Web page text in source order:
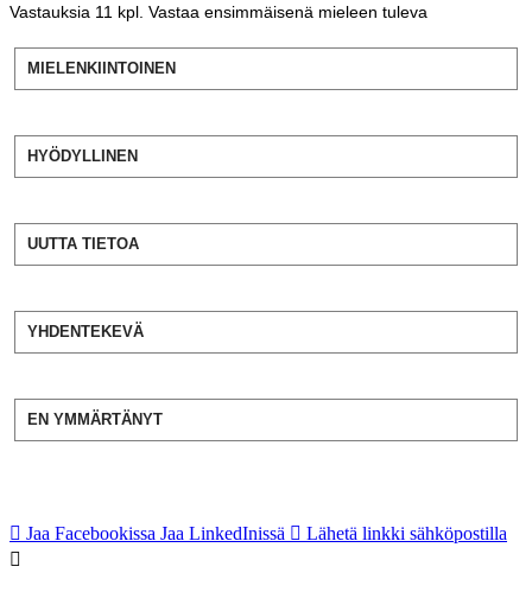
Vastauksia 11 kpl. Vastaa ensimmäisenä mieleen tuleva
MIELENKIINTOINEN
HYÖDYLLINEN
UUTTA TIETOA
YHDENTEKEVÄ
EN YMMÄRTÄNYT
Jaa Facebookissa Jaa LinkedInissä Lähetä linkki sähköpostilla